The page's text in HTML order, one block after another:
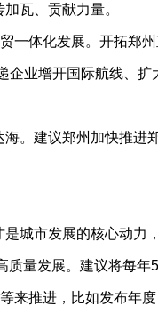
瓦、贡献力量。
体化发展。开拓郑州
企业增开国际航线、
建议郑州加快推进
城市发展的核心动力
量发展。建议将每年
来推进，比如发布年